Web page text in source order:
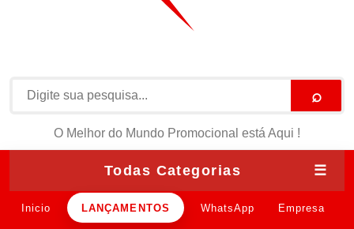
⌕
O Melhor do Mundo Promocional está Aqui !
Todas Categorias ☰
Inicio LANÇAMENTOS WhatsApp Empresa